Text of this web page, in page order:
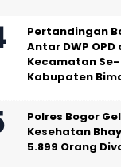
Pertandingan
Antar DWP OPD
Kecamatan Se-
Kabupaten
Polres Bogor
Kesehatan
5.899 Orang